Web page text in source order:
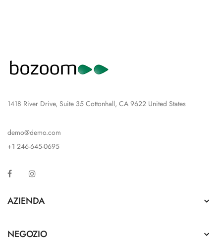
1418 River Drive, Suite 35 Cottonhall, CA 9622 United States
demo@demo.com
+1 246-645-0695
Facebook
AZIENDA 
NEGOZIO 